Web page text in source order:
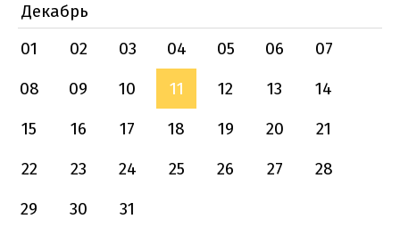
Декабрь
01
02 03 04 05 06
07
08
09 10 11 12 13
14
15
16 17 18 19 20
21
22
23 24 25 26 27
28
29
30 31